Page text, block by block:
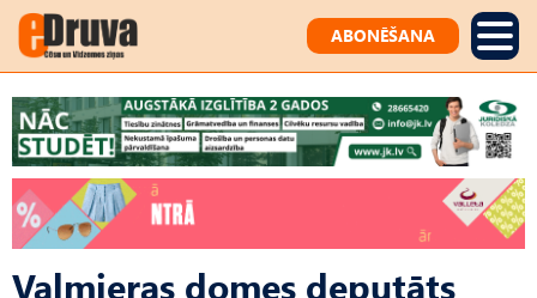
ABONĒŠANA
Valmieras domes deputāts